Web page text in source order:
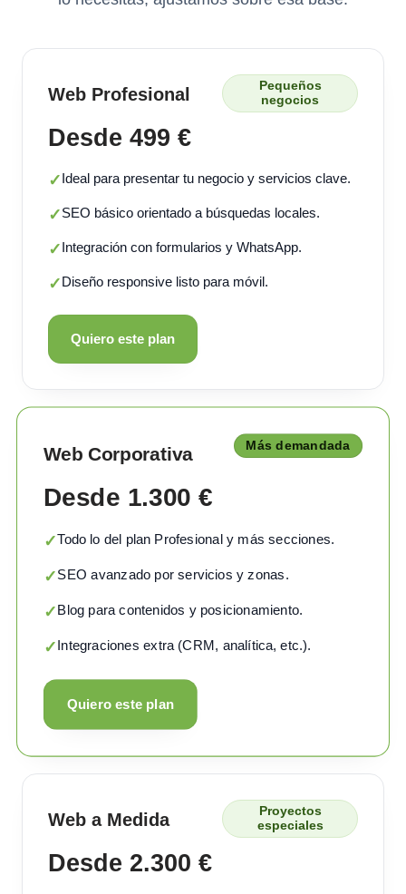
Web Profesional
Pequeños
negocios
Desde 499 €
✓Ideal para presentar tu negocio y servicios clave.
✓SEO básico orientado a búsquedas locales.
✓Integración con formularios y WhatsApp.
✓Diseño responsive listo para móvil.
Quiero este plan
Web Corporativa Más demandada
Desde 1.300 €
✓Todo lo del plan Profesional y más secciones.
✓SEO avanzado por servicios y zonas.
✓Blog para contenidos y posicionamiento.
✓Integraciones extra (CRM, analítica, etc.).
Quiero este plan
Web a Medida
Proyectos
especiales
Desde 2.300 €